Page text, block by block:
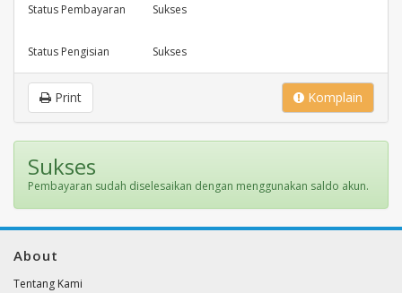
Status Pembayaran Sukses
Status Pengisian Sukses
Komplain
Print
Sukses
Pembayaran sudah diselesaikan dengan menggunakan saldo akun.
About
Tentang Kami